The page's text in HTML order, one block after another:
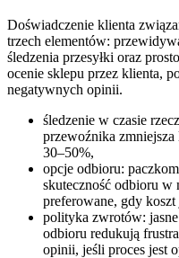
Doświadczenie klienta
trzech elementów:
śledzenia przesyłki oraz
ocenie sklepu przez klienta,
negatywnych opinii.
śledzenie w czasie
przewoźnika zmniejsza
30–50%,
opcje odbioru:
skuteczność odbioru w
preferowane, gdy koszt
polityka zwrotów:
odbioru redukują
opinii, jeśli proces jest